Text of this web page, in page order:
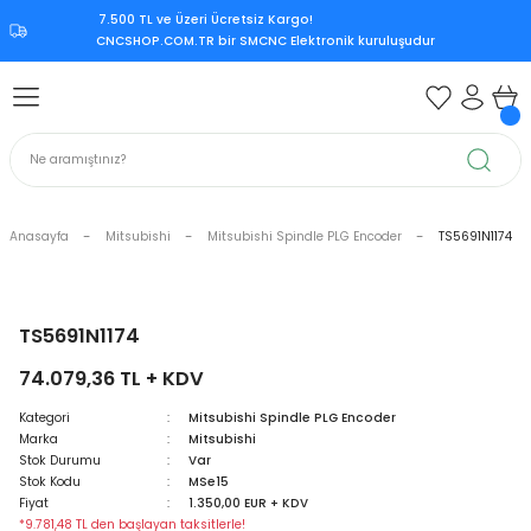
7.500 TL ve Üzeri Ücretsiz Kargo!‎
CNCSHOP.COM.TR ‎bir SMCNC Elektronik kuruluşudur
Geri Dön
Ünitesi
Geri Dön
Ünitesi
Mitsubishi CNC Kontrol
Mori Seiki CNC Kontrol Ünitesi
Sürücü
Supply
Geri Dön
Geri Dön
Anasayfa Mitsubishi Mitsubishi Spindle PLG Encoder TS5691N1174
TS5691N1174
74.079,36 TL + KDV
Kategori
Mitsubishi Spindle PLG Encoder
Marka
Mitsubishi
Stok Durumu
Var
Stok Kodu
MSe15
Fiyat
1.350,00 EUR + KDV
*9.781,48 TL den başlayan taksitlerle!